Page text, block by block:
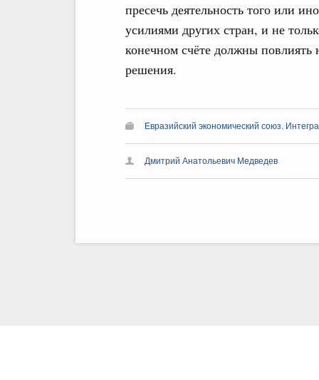
пресечь деятельность того или
усилиями других стран, и не
конечном счёте должны
решения.
Евразийский экономический союз.
Дмитрий Анатольевич Медведев